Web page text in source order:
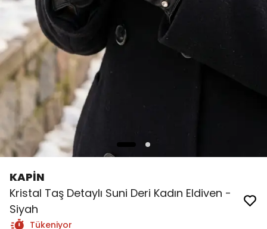
KAPİN
Kristal Taş Detaylı Suni Deri Kadın Eldiven -
Siyah
Tükeniyor